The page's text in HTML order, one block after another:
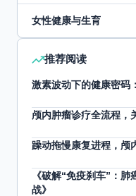
女性健康与生育
推荐阅读
激素波动下的健康密码
颅内肿瘤诊疗全流程，
躁动拖慢康复进程，颅
《破解“免疫刹车”：
战》